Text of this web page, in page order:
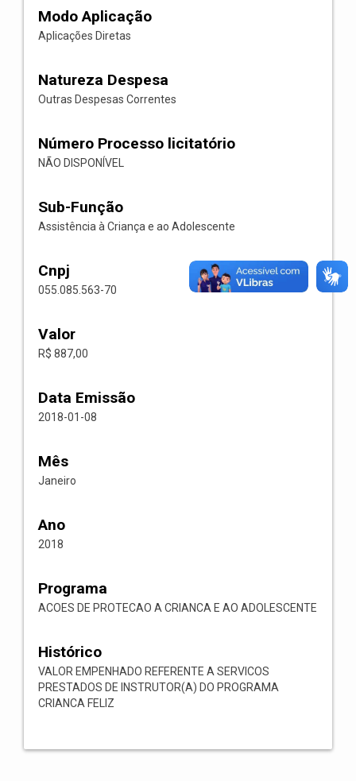
Modo Aplicação
Aplicações Diretas
Natureza Despesa
Outras Despesas Correntes
Número Processo licitatório
NÃO DISPONÍVEL
Sub-Função
Assistência à Criança e ao Adolescente
Cnpj
055.085.563-70
Valor
R$ 887,00
Data Emissão
2018-01-08
Mês
Janeiro
Ano
2018
Programa
ACOES DE PROTECAO A CRIANCA E AO ADOLESCENTE
Histórico
VALOR EMPENHADO REFERENTE A SERVICOS
PRESTADOS DE INSTRUTOR(A) DO PROGRAMA
CRIANCA FELIZ